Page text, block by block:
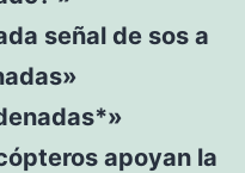
señal de sos a
apoyan la